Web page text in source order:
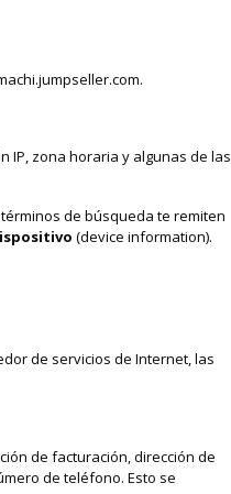
IP, zona horaria y algunas de las
de búsqueda te remiten
(device information).
de servicios de Internet, las
de facturación, dirección de
de teléfono. Esto se